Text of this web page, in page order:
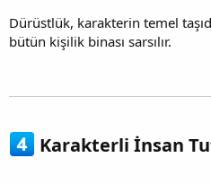
Dürüstlük, karakterin temel
bütün kişilik binası sarsılır.
Karakterli İnsan